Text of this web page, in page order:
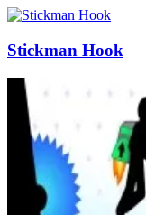
Stickman Hook